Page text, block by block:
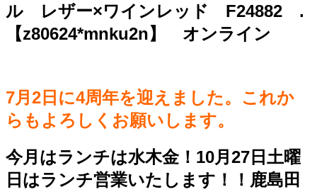
ル レザー×ワインレッド F24882 .
【z80624*mnku2n】 オンライン
7月2日に4周年を迎えました。これか
らもよろしくお願いします。
今月はランチは水木金！10月27日土曜
日はランチ営業いたします！！鹿島田